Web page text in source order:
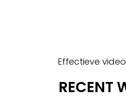
Effectieve
RECENT